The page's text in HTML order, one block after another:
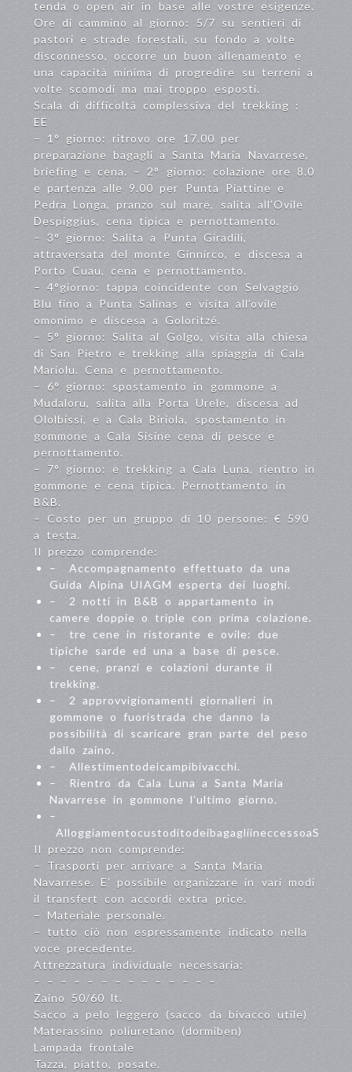
tenda o open air in base alle vostre esigenze.
Ore di cammino al giorno: 5/7 su sentieri di
pastori e strade forestali, su fondo a volte
disconnesso, occorre un buon allenamento e
una capacità minima di progredire su terreni a
volte scomodi ma mai troppo esposti.
Scala di difficoltà complessiva del trekking :
EE
– 1° giorno: ritrovo ore 17.00 per
preparazione bagagli a Santa Maria Navarrese,
briefing e cena. – 2° giorno: colazione ore 8.0
e partenza alle 9.00 per Punta Piattine e
Pedra Longa, pranzo sul mare, salita all’Ovile
Despiggius, cena tipica e pernottamento.
– 3° giorno: Salita a Punta Giradili,
attraversata del monte Ginnirco, e discesa a
Porto Cuau, cena e pernottamento.
– 4°giorno: tappa coincidente con Selvaggio
Blu fino a Punta Salinas e visita all’ovile
omonimo e discesa a Goloritzé.
– 5° giorno: Salita al Golgo, visita alla chiesa
di San Pietro e trekking alla spiaggia di Cala
Mariolu. Cena e pernottamento.
– 6° giorno: spostamento in gommone a
Mudaloru, salita alla Porta Urele, discesa ad
Ololbissi, e a Cala Biriola, spostamento in
gommone a Cala Sisine cena di pesce e
pernottamento.
– 7° giorno: e trekking a Cala Luna, rientro in
gommone e cena tipica. Pernottamento in
B&B.
– Costo per un gruppo di 10 persone: € 590
a testa.
Il prezzo comprende:
– Accompagnamento effettuato da una
Guida Alpina UIAGM esperta dei luoghi.
– 2 notti in B&B o appartamento in
camere doppie o triple con prima colazione.
– tre cene in ristorante e ovile: due
tipiche sarde ed una a base di pesce.
– cene, pranzi e colazioni durante il
trekking.
– 2 approvvigionamenti giornalieri in
gommone o fuoristrada che danno la
possibilità di scaricare gran parte del peso
dallo zaino.
– Allestimentodeicampibivacchi.
– Rientro da Cala Luna a Santa Maria
Navarrese in gommone l’ultimo giorno.
–
Il prezzo non comprende:
– Trasporti per arrivare a Santa Maria
Navarrese. E’ possibile organizzare in vari modi
il transfert con accordi extra price.
– Materiale personale.
– tutto ciò non espressamente indicato nella
voce precedente.
Attrezzatura individuale necessaria:
– – – – – – – – – – – – – –
Zaino 50/60 lt.
Sacco a pelo leggero (sacco da bivacco utile)
Materassino poliuretano (dormiben)
Lampada frontale
Tazza, piatto, posate.